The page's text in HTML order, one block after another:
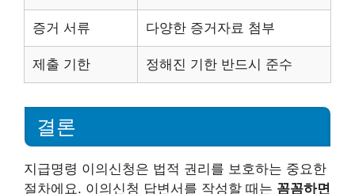
증거 서류 다양한 증거자료 첨부
제출 기한 정해진 기한 반드시 준수
결론
지급명령 이의신청은 법적 권리를 보호하는 중요한
절차에요. 이의신청 답변서를 작성할 때는 꼼꼼하면